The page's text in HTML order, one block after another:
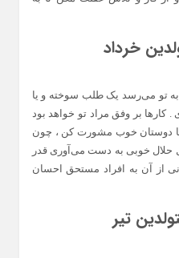
خرداد
به تو می‌رسد یک طلب سوخته و یا
بر وفق مراد تو خواهد بود
دوستان خوب مشورت کن ، چون
حلال خوبی به دست می‌آوری قدر
از آن به افراد مستحق احسان
تیر